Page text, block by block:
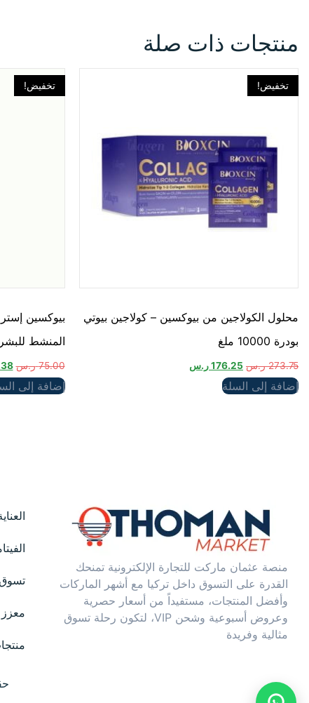
منتجات ذات صلة
تخفيض!
محلول الكولاجين من بيوكسين – كولاجين بيوتي
بودرة 10000 ملغ
273.75 ر.س 176.25ر.س
إضافة إلى السلة
تخفيض!
المنشط
75.00 ر.س
إضافة إلى
منصة عثمان ماركت للتجارة الإلكترونية تمنحك
القدرة على التسوق داخل تركيا مع أشهر الماركات
وأفضل المنتجات، مستفيداً من أسعار حصرية
وعروض أسبوعية وشحن VIP، لتكون رحلة تسوق
مثالية وفريدة
معزز